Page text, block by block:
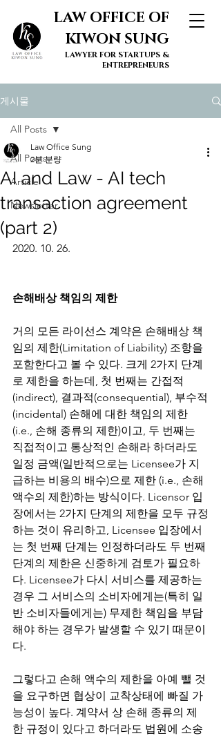
LAW OFFICE OF
KIWON SUNG
LAWYER FOR STARTUPS &
ENTREPRENEURS
게시물
All Posts
Article
Newsletter
All Posts
AI and Law - AI tech
transaction agreement
(part 2)
Law Office Sung
2분 분량
2020. 10. 26.
손해배상 책임의 제한
거의 모든 라이선스 계약은 손해배상 책
임의 제한(Limitation of Liability) 조항을
포함한다고 볼 수 있다. 크게 2가지 단계
로 제한을 하는데, 첫 번째는 간접적
(indirect), 결과적(consequential), 부수적
(incidental) 손해에 대한 책임의 제한
(i.e., 손해 종류의 제한)이고, 두 번째는
직접적이고 통상적인 손해라 하더라도
일정 금액(일반적으로는 Licensee가 지
급하는 비용의 배수)으로 제한 (i.e., 손해
액수의 제한)하는 방식이다. Licensor 입
장에서는 2가지 단계의 제한을 모두 규정
하는 것이 유리하고, Licensee 입장에서
는 첫 번째 단계는 인정하더라도 두 번째
단계의 제한은 신중하게 검토가 필요하
다. Licensee가 다시 서비스를 제공하는
경우 그 서비스의 소비자에게는(특히 일
반 소비자들에게는) 무제한 책임을 부담
해야 하는 경우가 발생할 수 있기 때문이
다.
그렇다고 손해 액수의 제한을 아예 뺄 것
을 요구하면 협상이 교착상태에 빠질 가
능성이 높다. 계약서 상 손해 종류의 제
한 규정이 있다고 하더라도 법원에 소송